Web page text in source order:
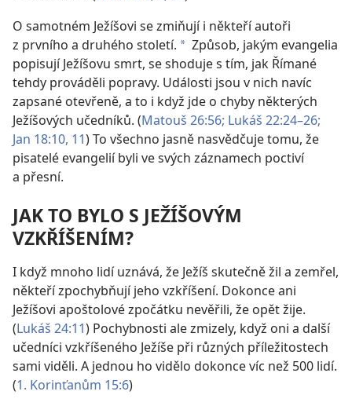
O samotném Ježíšovi se zmiňují i někteří autoři
z prvního a druhého století. a Způsob, jakým evangelia
popisují Ježíšovu smrt, se shoduje s tím, jak Římané
tehdy prováděli popravy. Události jsou v nich navíc
zapsané otevřeně, a to i když jde o chyby některých
Ježíšových učedníků. (Matouš 26:56; Lukáš 22:24–26;
Jan 18:10, 11) To všechno jasně nasvědčuje tomu, že
pisatelé evangelií byli ve svých záznamech poctiví
a přesní.
JAK TO BYLO S JEŽÍŠOVÝM
VZKŘÍŠENÍM?
I když mnoho lidí uznává, že Ježíš skutečně žil a zemřel,
někteří zpochybňují jeho vzkříšení. Dokonce ani
Ježíšovi apoštolové zpočátku nevěřili, že opět žije.
(Lukáš 24:11) Pochybnosti ale zmizely, když oni a další
učedníci vzkříšeného Ježíše při různých příležitostech
sami viděli. A jednou ho vidělo dokonce víc než 500 lidí.
(1. Korinťanům 15:6)